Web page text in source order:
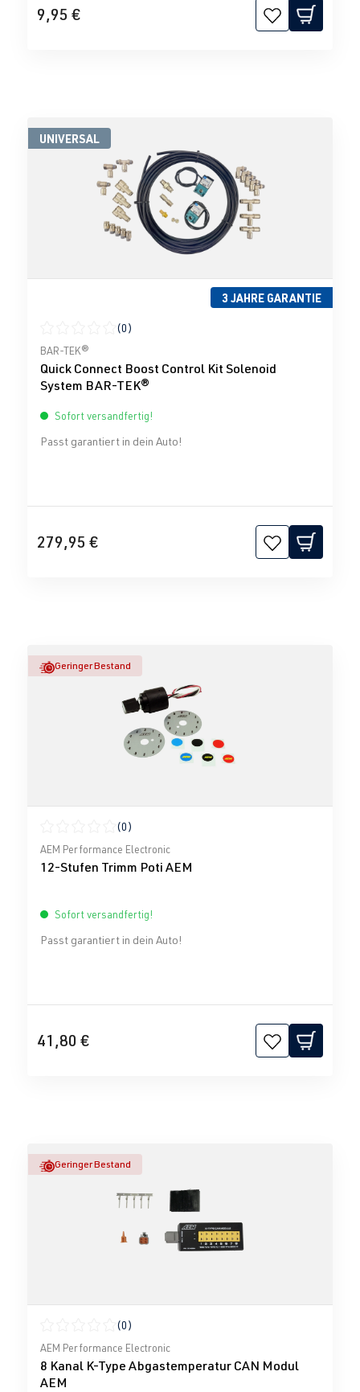
9,95 €
UNIVERSAL
3 JAHRE GARANTIE
Durchschnittliche Bewertung von 0 von 5 Sternen
(0)
BAR-TEK®
Quick Connect Boost Control Kit Solenoid
System BAR-TEK®
Sofort versandfertig!
Passt garantiert in dein Auto!
279,95 €
Geringer Bestand
Durchschnittliche Bewertung von 0 von 5 Sternen
(0)
AEM Performance Electronic
12-Stufen Trimm Poti AEM
Sofort versandfertig!
Passt garantiert in dein Auto!
41,80 €
Geringer Bestand
Durchschnittliche Bewertung von 0 von 5 Sternen
(0)
AEM Performance Electronic
8 Kanal K-Type Abgastemperatur CAN Modul
AEM